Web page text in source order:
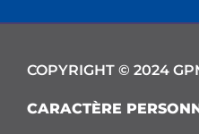
COPYRIGHT © 2024
CARACTÈRE